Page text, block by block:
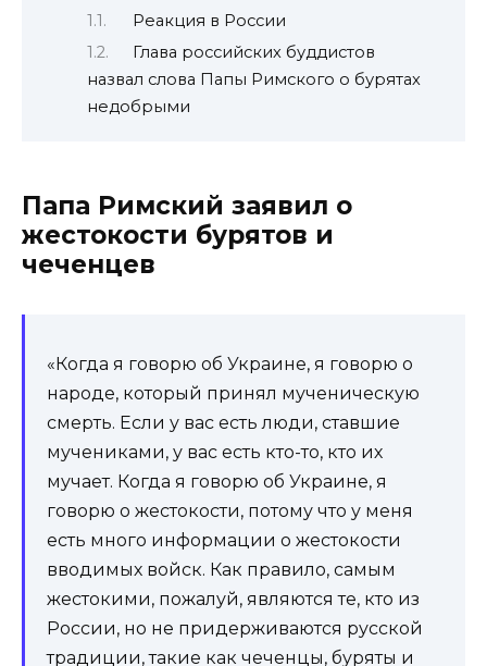
Реакция в России
Глава российских буддистов
назвал слова Папы Римского о бурятах
недобрыми
Папа Римский заявил о
жестокости бурятов и
чеченцев
«Когда я говорю об Украине, я говорю о
народе, который принял мученическую
смерть. Если у вас есть люди, ставшие
мучениками, у вас есть кто-то, кто их
мучает. Когда я говорю об Украине, я
говорю о жестокости, потому что у меня
есть много информации о жестокости
вводимых войск. Как правило, самым
жестокими, пожалуй, являются те, кто из
России, но не придерживаются русской
традиции, такие как чеченцы, буряты и